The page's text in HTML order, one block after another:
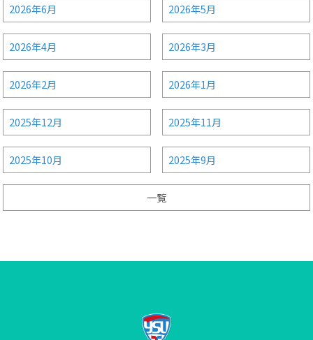
2026年6月 2026年5月
2026年4月 2026年3月
2026年2月 2026年1月
2025年12月 2025年11月
2025年10月 2025年9月
一覧